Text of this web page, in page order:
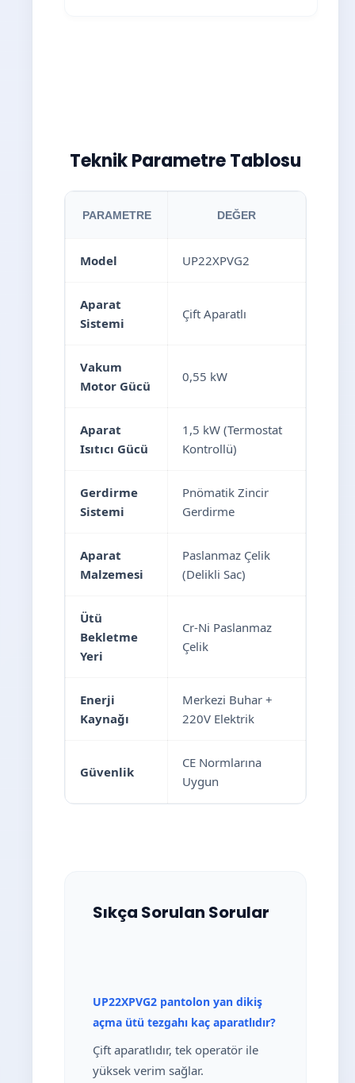
Teknik Parametre Tablosu
PARAMETRE DEĞER
Model UP22XPVG2
Aparat
Sistemi
Çift Aparatlı
Vakum
Motor Gücü
0,55 kW
Aparat
Isıtıcı Gücü
1,5 kW (Termostat
Kontrollü)
Gerdirme
Sistemi
Pnömatik Zincir
Gerdirme
Aparat
Malzemesi
Paslanmaz Çelik
(Delikli Sac)
Ütü
Bekletme
Yeri
Cr-Ni Paslanmaz
Çelik
Enerji
Kaynağı
Merkezi Buhar +
220V Elektrik
Güvenlik
CE Normlarına
Uygun
Sıkça Sorulan Sorular
UP22XPVG2 pantolon yan dikiş
açma ütü tezgahı kaç aparatlıdır?
Çift aparatlıdır, tek operatör ile
yüksek verim sağlar.